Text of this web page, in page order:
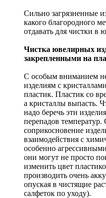
Сильно загрязненные
какого благородного
отдавать для чистки в
Чистка ювелирных
закрепленными на
С особым вниманием
изделиям с
пластик. Пластик со
а кристаллы выпасть.
надо беречь эти
перепадов температур.
соприкосновение
взаимодействия с
особенно
они могут не просто
изменить цвет
производить очень
опуская в чистящие
салфеток по уходу).